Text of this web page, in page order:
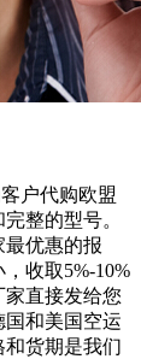
户代购欧盟
整的型号。
优惠的报
收取5%-10%
直接发给您
国和美国空运
货期是我们